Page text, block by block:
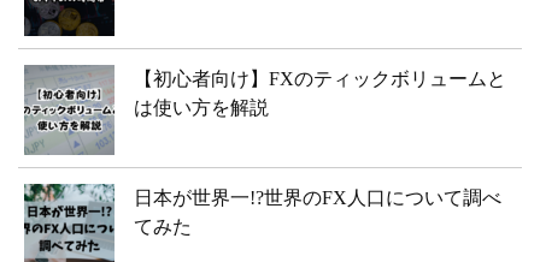
【初心者向け】FXのティックボリュームと
は使い方を解説
日本が世界一!?世界のFX人口について調べ
てみた